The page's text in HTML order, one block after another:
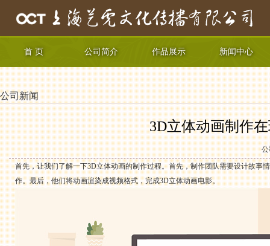
首 页 公司简介 作品展示 新闻中心
公司新闻
3D立体动画制作
公
首先，让我们了解一下3D立体动画的制作过程。首先，制作团队需要设计故事
作。最后，他们将动画渲染成视频格式，完成3D立体动画电影。